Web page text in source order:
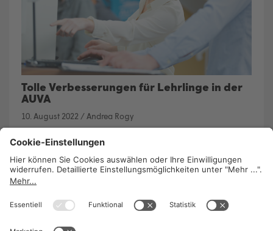
Tolle Verbesserungen für Lehrlinge in der
AUVA
10. August 2022 / Andrea Rogy
Frühsommer eine neue Betriebsvereinbarung, die
wichtige Verbesserungen für Lehrlinge bringt.
Dem Betriebsratsvorsitzenden
nach der Lehrabschlussprüfung zu verankern.